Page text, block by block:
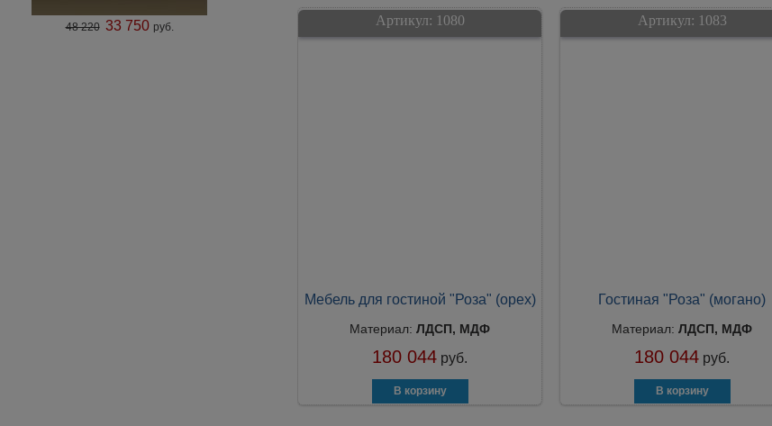
48 220 33 750 руб. Артикул: 1080
Мебель для гостиной "Роза" (орех)
Материал: ЛДСП, МДФ
180 044 руб.
Артикул: 1083
Гостиная "Роза" (могано)
Материал: ЛДСП, МДФ
180 044 руб.